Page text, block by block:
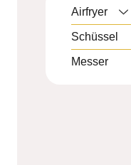
Airfryer
Schüssel
Messer